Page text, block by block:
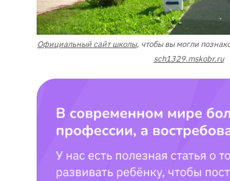
Официальный сайт школы, чтобы вы могли
sch1329.mskobr.ru